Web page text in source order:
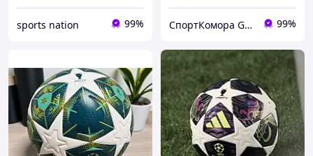
sports nation 99% СпортКомора GalaBola 99%